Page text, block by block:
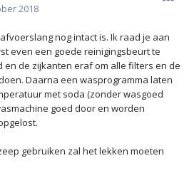
2018
nog intact is. Ik raad je aan
even een goede reinigingsbeurt te
en de zijkanten eraf om alle filters en de
Daarna een wasprogramma laten
met soda (zonder wasgoed
goed door en worden
gebruiken zal het lekken moeten